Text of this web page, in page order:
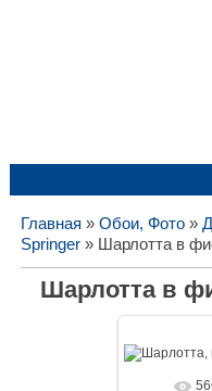
Главная » Обои, Фото»
Springer» Шарлотта в
Шарлотта в